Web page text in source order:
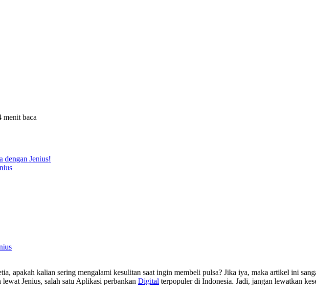
menit baca
dengan Jenius!
apakah kalian sering mengalami kesulitan saat ingin membeli pulsa? Jika iya, maka artikel ini
Jenius, salah satu Aplikasi perbankan Digital terpopuler di Indonesia. Jadi, jangan lewatkan